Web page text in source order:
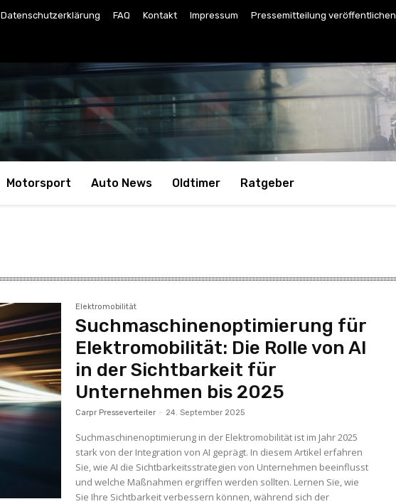
Datenschutzerklärung FAQ Kontakt Impressum Pressemitteilung veröffentlichen
Motorsport Auto News Oldtimer Ratgeber
Elektromobilität
Suchmaschinenoptimierung für
Elektromobilität: Die Rolle von AI
in der Sichtbarkeit für
Unternehmen bis 2025
Carpr Presseverteiler - 24. September 2025
Suchmaschinenoptimierung in der Elektromobilität ist im Jahr 2025
stark von der Integration von AI geprägt. In diesem Artikel erfahren
Sie, wie AI die Sichtbarkeitsstrategien von Unternehmen beeinflusst
und welche Maßnahmen ergriffen werden sollten. Lernen Sie, wie
Sie Ihre Sichtbarkeit verbessern können, während sich der